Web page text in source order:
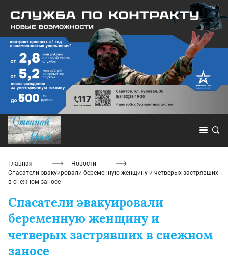
Главная
Новости
Спасатели эвакуировали беременную женщину и четверых застрявших
в снежном заносе
Спасатели эвакуировали
беременную женщину и
четверых застрявших в снежном
заносе